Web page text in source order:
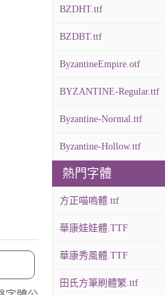
BZDHT.ttf
BZDBT.ttf
ByzantineEmpire.otf
BYZANTINE-Regular.ttf
Byzantine-Normal.ttf
Byzantine-Hollow.ttf
熱門字體
方正喵嗚體.ttf
華康娃娃體.TTF
華康秀風體.TTF
田氏方筆刷體繁.ttf